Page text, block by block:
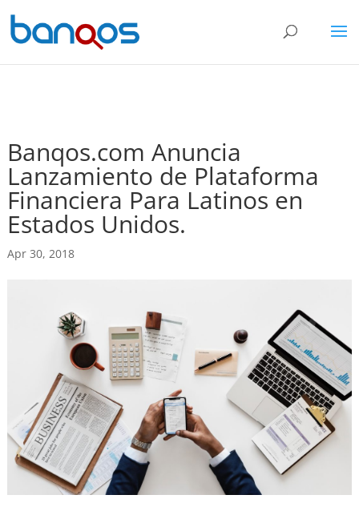
Banqos.com Anuncia
Lanzamiento de Plataforma
Financiera Para Latinos en
Estados Unidos.
Apr 30, 2018